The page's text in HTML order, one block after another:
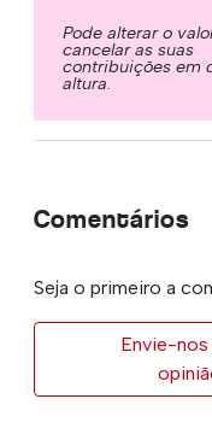
Pode alterar o
cancelar as suas
contribuições em
altura.
Comentários
Seja o primeiro a
Envie-